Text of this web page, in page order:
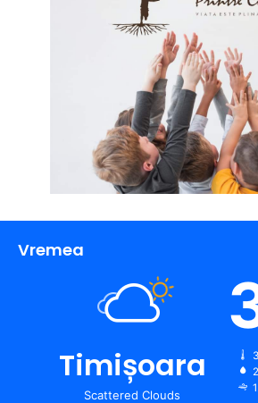
Vremea
Timișoara
Scattered Clouds